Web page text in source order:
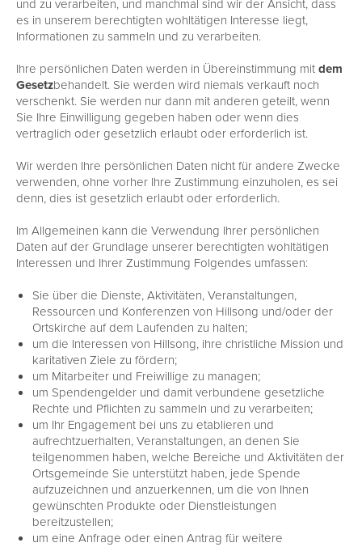
und zu verarbeiten, und manchmal sind wir der Ansicht, dass
es in unserem berechtigten wohltätigen Interesse liegt,
Informationen zu sammeln und zu verarbeiten.
Ihre persönlichen Daten werden in Übereinstimmung mitdem
Gesetzbehandelt. Sie werden wird niemals verkauft noch
verschenkt. Sie werden nur dann mit anderen geteilt, wenn
Sie Ihre Einwilligung gegeben haben oder wenn dies
vertraglich oder gesetzlich erlaubt oder erforderlich ist.
Wir werden Ihre persönlichen Daten nicht für andere Zwecke
verwenden, ohne vorher Ihre Zustimmung einzuholen, es sei
denn, dies ist gesetzlich erlaubt oder erforderlich.
Im Allgemeinen kann die Verwendung Ihrer persönlichen
Daten auf der Grundlage unserer berechtigten wohltätigen
Interessen und Ihrer Zustimmung Folgendes umfassen:
Sie über die Dienste, Aktivitäten, Veranstaltungen,
Ressourcen und Konferenzen von Hillsong und/oder der
Ortskirche auf dem Laufenden zu halten;
um die Interessen von Hillsong, ihre christliche Mission und
karitativen Ziele zu fördern;
um Mitarbeiter und Freiwillige zu managen;
um Spendengelder und damit verbundene gesetzliche
Rechte und Pflichten zu sammeln und zu verarbeiten;
um Ihr Engagement bei uns zu etablieren und
aufrechtzuerhalten, Veranstaltungen, an denen Sie
teilgenommen haben, welche Bereiche und Aktivitäten der
Ortsgemeinde Sie unterstützt haben, jede Spende
aufzuzeichnen und anzuerkennen, um die von Ihnen
gewünschten Produkte oder Dienstleistungen
bereitzustellen;
um eine Anfrage oder einen Antrag für weitere